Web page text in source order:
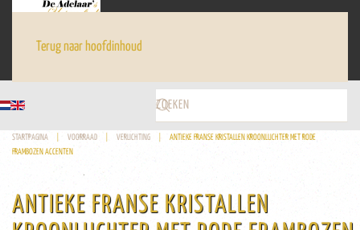
Terug naar hoofdinhoud
STARTPAGINA VOORRAAD VERLICHTING
ANTIEKE FRANSE KRISTALLEN KROONLUCHTER MET RODE
FRAMBOZEN ACCENTEN
ANTIEKE FRANSE KRISTALLEN